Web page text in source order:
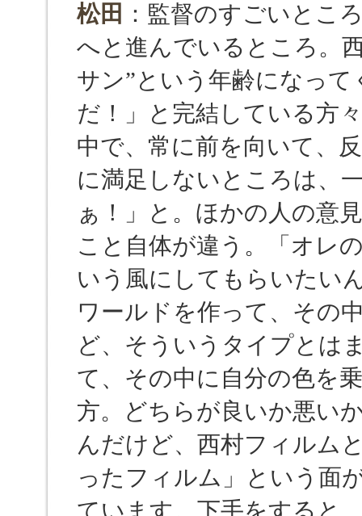
松田 ：監督のすごいとこ
へと進んでいるところ。
サン”という年齢になっ
だ！」と完結している方
中で、常に前を向いて、
に満足しないところは、
ぁ！」と。ほかの人の意
こと自体が違う。「オレ
いう風にしてもらいたい
ワールドを作って、その
ど、そういうタイプとは
て、その中に自分の色を
方。どちらが良いか悪い
んだけど、西村フィルム
ったフィルム」という面
ています。下手をすると